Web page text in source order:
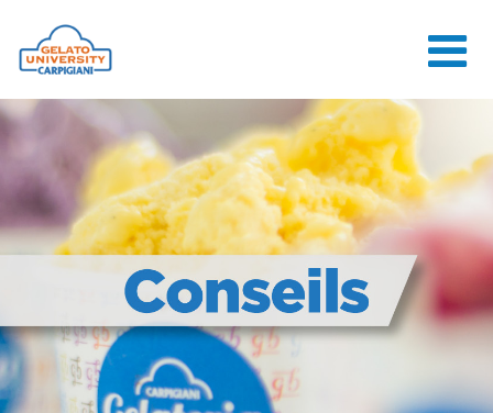
HOME
L'ÉCOLE
COURS EN
LIGNE
COURS
CONSEILS
CONTACTS